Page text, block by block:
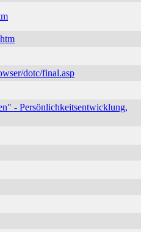
dotc/final.asp
- Persönlichkeitsentwicklung,